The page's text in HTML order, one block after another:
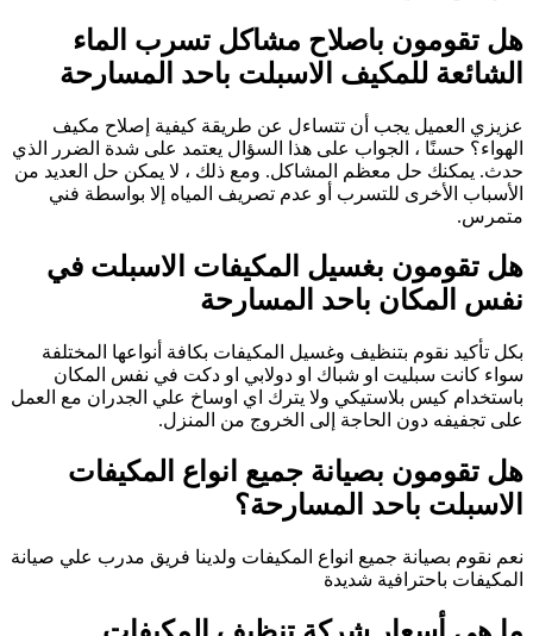
هل تقومون باصلاح مشاكل تسرب الماء
الشائعة للمكيف الاسبلت باحد المسارحة
عزيزي العميل يجب أن تتساءل عن طريقة كيفية إصلاح مكيف
الهواء؟ حسنًا ، الجواب على هذا السؤال يعتمد على شدة الضرر الذي
حدث. يمكنك حل معظم المشاكل. ومع ذلك ، لا يمكن حل العديد من
الأسباب الأخرى للتسرب أو عدم تصريف المياه إلا بواسطة فني
متمرس.
هل تقومون بغسيل المكيفات الاسبلت في
نفس المكان باحد المسارحة
بكل تأكيد نقوم بتنظيف وغسيل المكيفات بكافة أنواعها المختلفة
سواء كانت سبليت او شباك او دولابي او دكت في نفس المكان
باستخدام كيس بلاستيكي ولا يترك اي اوساخ علي الجدران مع العمل
على تجفيفه دون الحاجة إلى الخروج من المنزل.
هل تقومون بصيانة جميع انواع المكيفات
الاسبلت باحد المسارحة؟
نعم نقوم بصيانة جميع انواع المكيفات ولدينا فريق مدرب علي صيانة
المكيفات باحترافية شديدة